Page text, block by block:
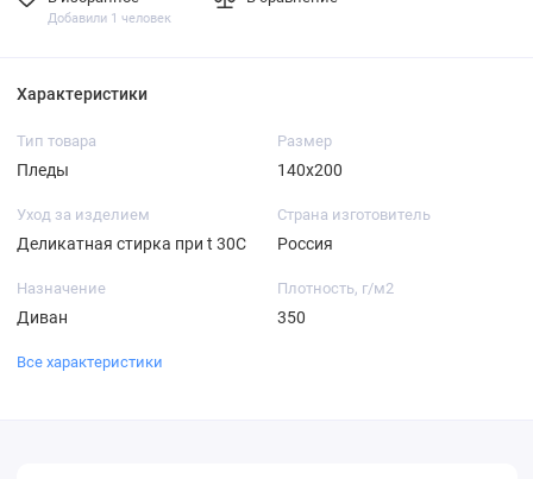
Добавили 1 человек
Характеристики
Тип товара
Пледы
Размер
140х200
Уход за изделием
Деликатная стирка при t 30С
Страна изготовитель
Россия
Назначение
Диван
Плотность, г/м2
350
Все характеристики